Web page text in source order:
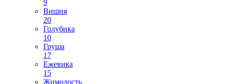
9
Вишня
20
Голубика
10
Груша
17
Ежевика
15
Жимолость